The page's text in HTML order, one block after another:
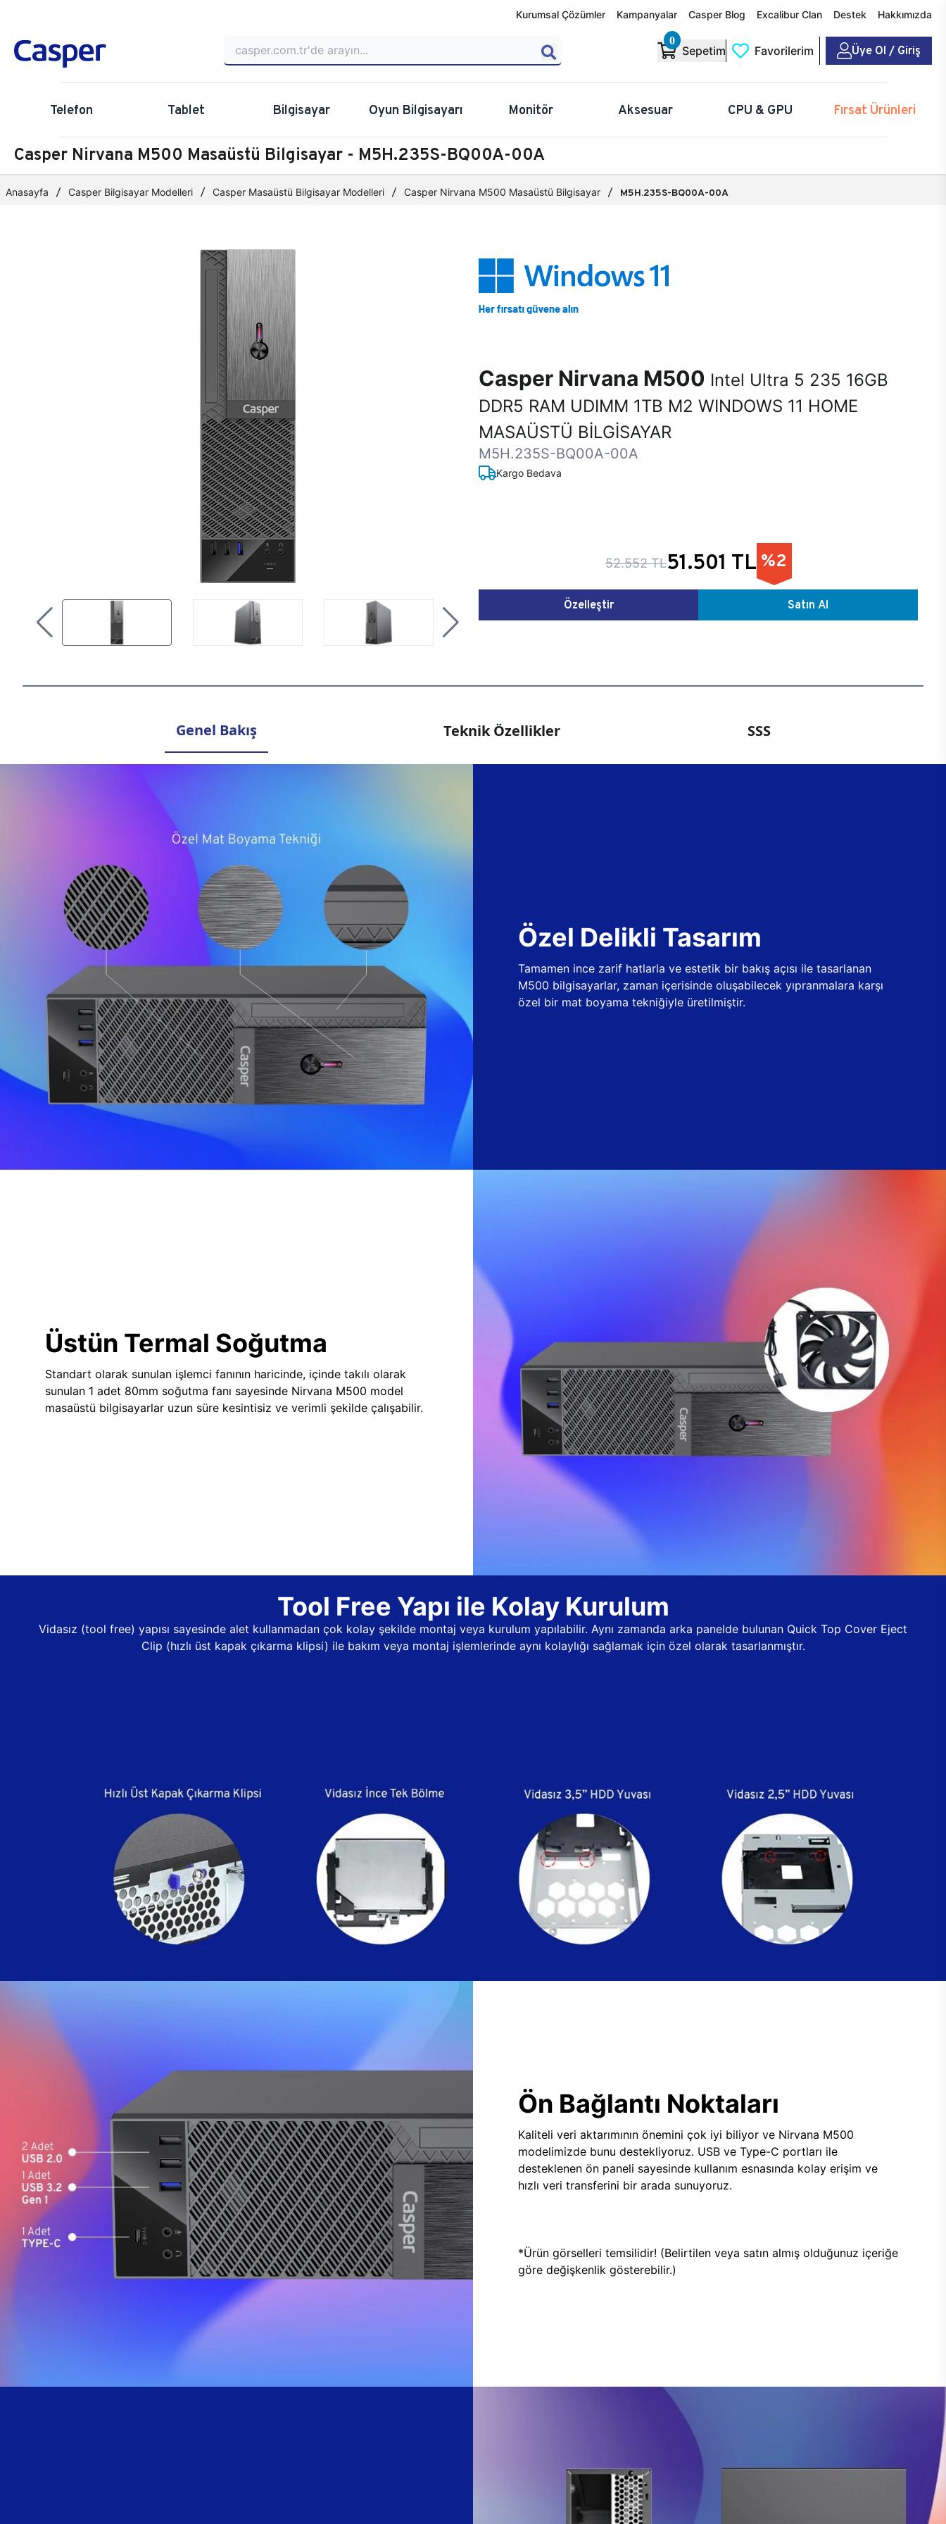
Kurumsal Çözümler Kampanyalar Casper Blog Excalibur Clan Destek Hakkımızda
0
Sepetim Favorilerim Üye Ol / Giriş
Telefon Tablet Bilgisayar Oyun Bilgisayarı Monitör Aksesuar CPU & GPU Fırsat Ürünleri
Casper Nirvana M500 Masaüstü Bilgisayar - M5H.235S-BQ00A-00A
Anasayfa Casper Bilgisayar Modelleri Casper Masaüstü Bilgisayar Modelleri Casper Nirvana M500 Masaüstü Bilgisayar M5H.235S-BQ00A-00A
Casper Nirvana M500 Intel Ultra 5 235 16GB
DDR5 RAM UDIMM 1TB M2 WINDOWS 11 HOME
MASAÜSTÜ BİLGİSAYAR
M5H.235S-BQ00A-00A
Kargo Bedava
52.552 TL51.501 TL %2
Özelleştir Satın Al
Genel Bakış Teknik Özellikler SSS
Özel Delikli Tasarım
Tamamen ince zarif hatlarla ve estetik bir bakış açısı ile tasarlanan
M500 bilgisayarlar, zaman içerisinde oluşabilecek yıpranmalara karşı
özel bir mat boyama tekniğiyle üretilmiştir.
Üstün Termal Soğutma
Standart olarak sunulan işlemci fanının haricinde, içinde takılı olarak
sunulan 1 adet 80mm soğutma fanı sayesinde Nirvana M500 model
masaüstü bilgisayarlar uzun süre kesintisiz ve verimli şekilde çalışabilir.
Tool Free Yapı ile Kolay Kurulum
Vidasız (tool free) yapısı sayesinde alet kullanmadan çok kolay şekilde montaj veya kurulum yapılabilir. Aynı zamanda arka panelde bulunan Quick Top Cover Eject
Clip (hızlı üst kapak çıkarma klipsi) ile bakım veya montaj işlemlerinde aynı kolaylığı sağlamak için özel olarak tasarlanmıştır.
Ön Bağlantı Noktaları
Kaliteli veri aktarımının önemini çok iyi biliyor ve Nirvana M500
modelimizde bunu destekliyoruz. USB ve Type-C portları ile
desteklenen ön paneli sayesinde kullanım esnasında kolay erişim ve
hızlı veri transferini bir arada sunuyoruz.
*Ürün görselleri temsilidir! (Belirtilen veya satın almış olduğunuz içeriğe
göre değişkenlik gösterebilir.)